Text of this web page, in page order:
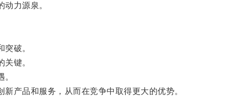
力源泉。
破。
键。
产品和服务，从而在竞争中取得更大的优势。